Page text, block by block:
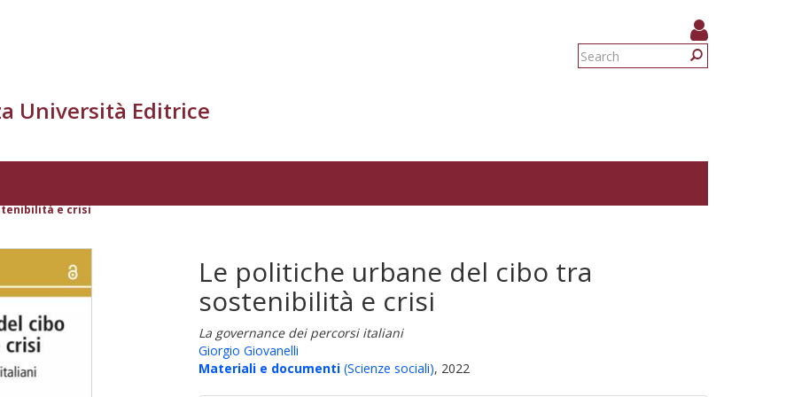
Search
Università Editrice
e crisi
Le politiche urbane del cibo tra
sostenibilità e crisi
La governance dei percorsi italiani
Giorgio Giovanelli
Materiali e documenti (Scienze sociali), 2022